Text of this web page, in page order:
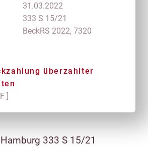
31.03.2022
333 S 15/21
BeckRS 2022, 7320
überzahlter
]
Hamburg 333 S 15/21